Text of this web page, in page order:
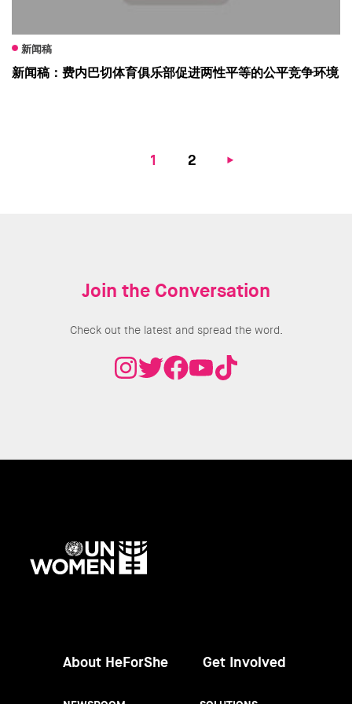
新闻稿
新闻稿：费内巴切体育俱乐部促进两性平等的公平竞争环境
Current
1 Page
2
Next
Join the Conversation
Check out the latest and spread the word.
About HeForShe Get Involved